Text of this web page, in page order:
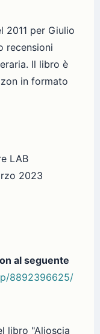
2011 per Giulio
recensioni
Il libro è
in formato
LAB
2023
al seguente
8892396625/
libro "Alioscia